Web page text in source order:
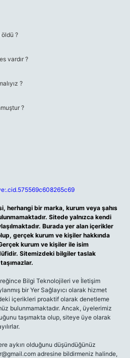
öldü ?
vardır ?
?
?
herhangi bir marka, kurum veya şahıs
Sitede yalnızca kendi
Burada yer alan içerikler
gerçek kurum ve kişiler hakkında
kurum ve kişiler ile isim
Sitemizdeki bilgiler taslak
Bilgi Teknolojileri ve İletişim
bir Yer Sağlayıcı olarak hizmet
içerikleri proaktif olarak denetleme
bulunmamaktadır. Ancak, üyelerimiz
taşımakta olup, siteye üye olarak
aykırı olduğunu düşündüğünüz
adresine bildirmeniz halinde,